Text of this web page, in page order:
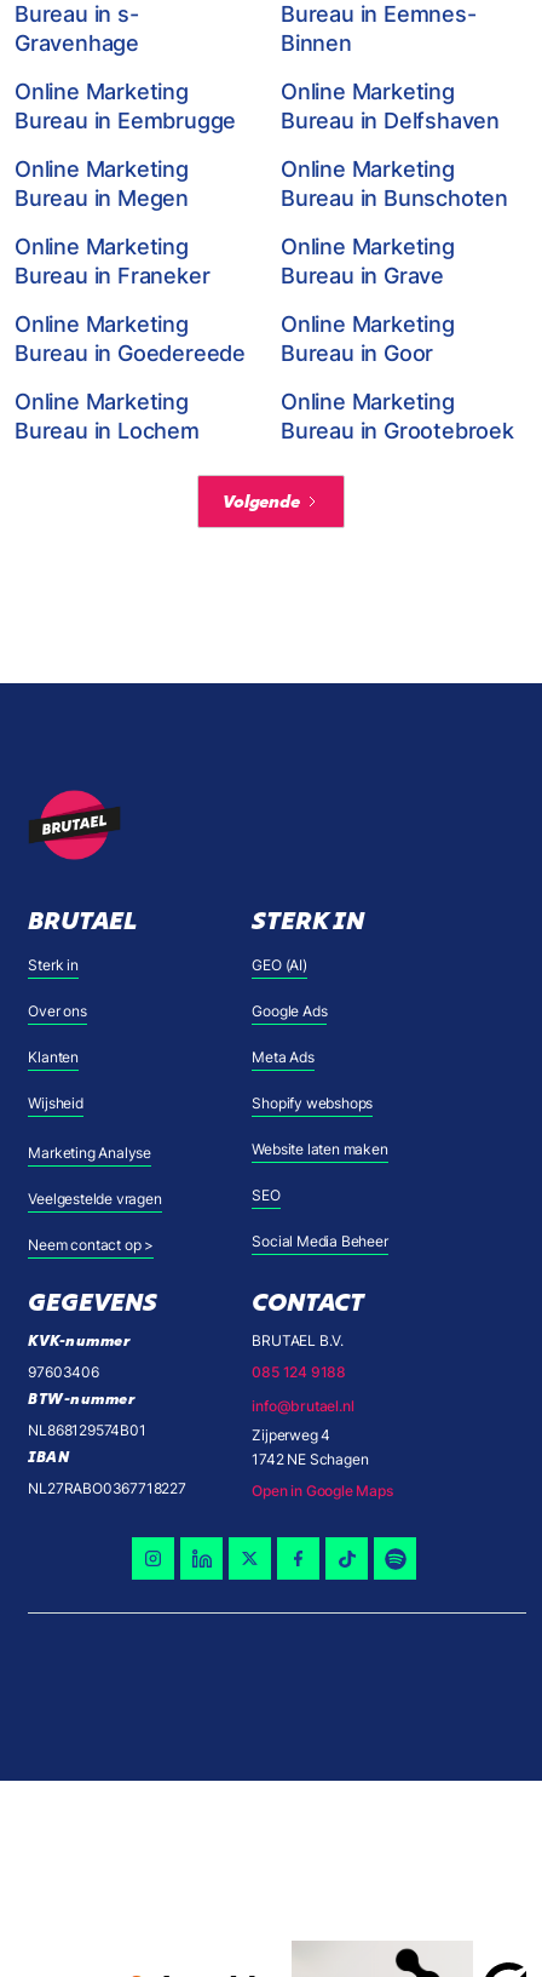
Bureau in s-
Gravenhage
Bureau in Eemnes-
Binnen
Online Marketing
Bureau in Eembrugge
Online Marketing
Bureau in Delfshaven
Online Marketing
Bureau in Megen
Online Marketing
Bureau in Bunschoten
Online Marketing
Bureau in Franeker
Online Marketing
Bureau in Grave
Online Marketing
Bureau in Goedereede
Online Marketing
Bureau in Goor
Online Marketing
Bureau in Lochem
Online Marketing
Bureau in Grootebroek
Volgende
BRUTAEL
Sterk in
Over ons
Klanten
Wijsheid
Marketing Analyse
Veelgestelde vragen
Neem contact op >
STERK IN
GEO (AI)
Google Ads
Meta Ads
Shopify webshops
Website laten maken
SEO
Social Media Beheer
GEGEVENS
KVK-nummer
97603406
BTW-nummer
NL868129574B01
IBAN
NL27RABO0367718227
CONTACT
BRUTAEL B.V.
085 124 9188
info@brutael.nl
Zijperweg 4
1742 NE Schagen
Open in Google Maps